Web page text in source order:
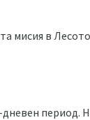
мисия в
дневен